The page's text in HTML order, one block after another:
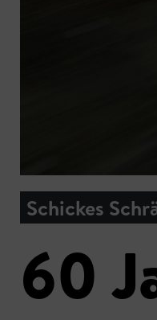
Schickes
60